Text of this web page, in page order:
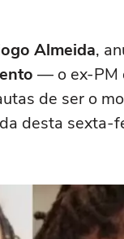
Almeida,
— o ex-PM
de ser o
desta sexta-